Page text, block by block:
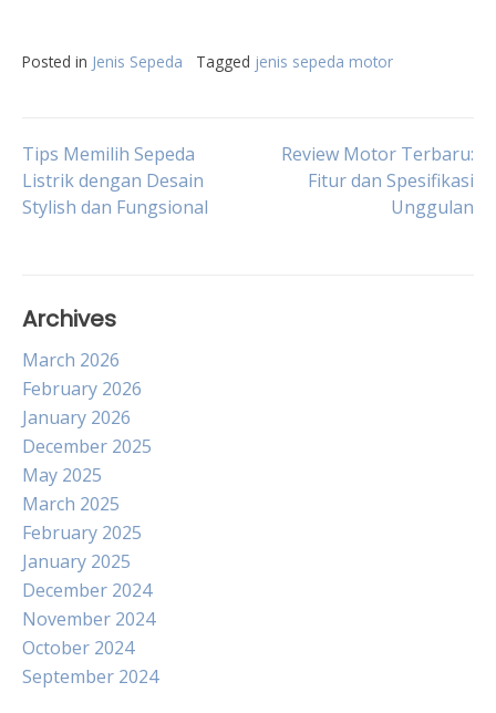
Posted in Jenis Sepeda Tagged jenis sepeda motor
Post
navigation
Tips Memilih Sepeda
Listrik dengan Desain
Stylish dan Fungsional
Review Motor Terbaru:
Fitur dan Spesifikasi
Unggulan
Archives
March 2026
February 2026
January 2026
December 2025
May 2025
March 2025
February 2025
January 2025
December 2024
November 2024
October 2024
September 2024